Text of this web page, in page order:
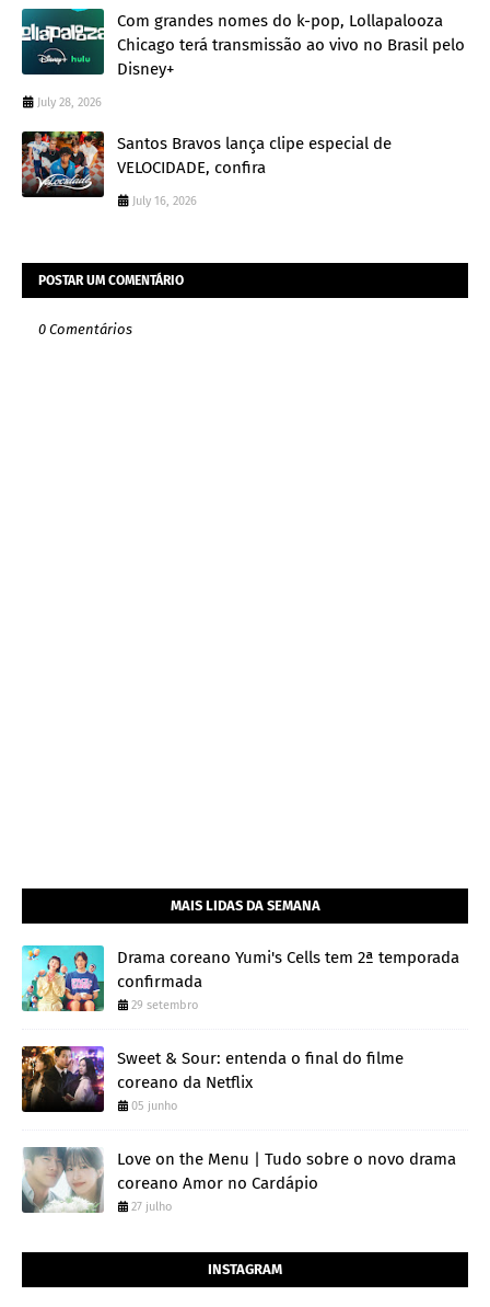
Com grandes nomes do k-pop, Lollapalooza
Chicago terá transmissão ao vivo no Brasil pelo
Disney+
July 28, 2026
Santos Bravos lança clipe especial de
VELOCIDADE, confira
July 16, 2026
POSTAR UM COMENTÁRIO
0 Comentários
MAIS LIDAS DA SEMANA
Drama coreano Yumi's Cells tem 2ª temporada
confirmada
29 setembro
Sweet & Sour: entenda o final do filme
coreano da Netflix
05 junho
Love on the Menu | Tudo sobre o novo drama
coreano Amor no Cardápio
27 julho
INSTAGRAM